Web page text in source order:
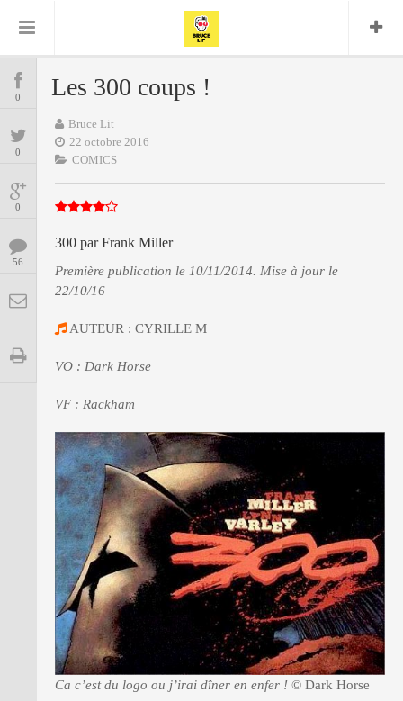
COMICS
MANGAS
BD
ENCYCLOPEGEEK
CINE-SERIES-ANIME
MUSIQUE
LA BRUCE TEAM : SAISON 13
PRESSE
0
0
0
56
Les 300 coups !
Bruce Lit
22 octobre 2016
COMICS
300 par Frank Miller
Première publication le 10/11/2014. Mise à jour le
22/10/16
AUTEUR : CYRILLE M
VO : Dark Horse
VF : Rackham
Ca c’est du logo ou j’irai dîner en enfer ! © Dark Horse
Comics
Daredevil
Delcourt
Encyclopegeek
Replay
Focus Frank Miller Garth Ennis
Glénat Graphic Novel
Independants JB Vu Van JP
Nguyen Lug Mangas
Marvel Mattie boy Musique
Panini Patrick Faivre Presse
Présence Punisher
Special Guest
Tornado